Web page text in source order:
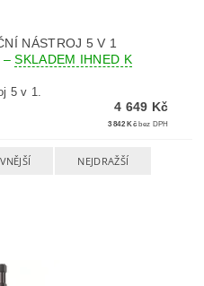
NÁSTROJ 5 V 1
–SKLADEM IHNED K
5 v 1.
4 649 Kč
3 842 Kč bez DPH
NEJDRAŽŠÍ